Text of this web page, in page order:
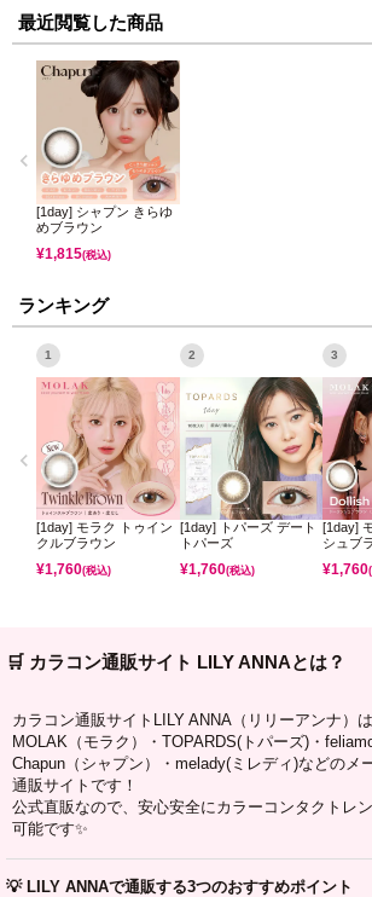
最近閲覧した商品
[1day] シャプン きらゆ
めブラウン
¥1,815(税込)
ランキング
1
[1day] モラク トゥイン
クルブラウン
¥1,760(税込)
2
[1day] トパーズ デート
トパーズ
¥1,760(税込)
3
[1day]
シュブ
¥1,760
🛒 カラコン通販サイト LILY ANNAとは？
カラコン通販サイトLILY ANNA（リリーアンナ）は
MOLAK（モラク）・TOPARDS(トパーズ)・
Chapun（シャプン）・melady(ミレディ)などのメ
通販サイトです！
公式直販なので、安心安全にカラーコンタクトレ
可能です✨
💡 LILY ANNAで通販する3つのおすすめポイント